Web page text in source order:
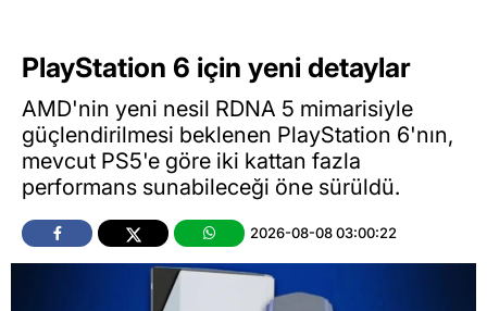
PlayStation 6 için yeni detaylar
AMD'nin yeni nesil RDNA 5 mimarisiyle
güçlendirilmesi beklenen PlayStation 6'nın,
mevcut PS5'e göre iki kattan fazla
performans sunabileceği öne sürüldü.
2026-08-08 03:00:22